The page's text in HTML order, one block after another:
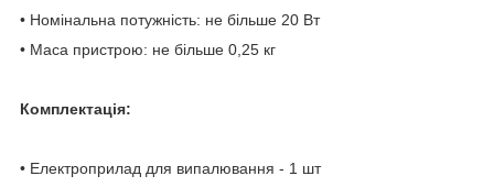
• Номінальна потужність: не більше 20 Вт
• Маса пристрою: не більше 0,25 кг
Комплектація:
• Електроприлад для випалювання - 1 шт